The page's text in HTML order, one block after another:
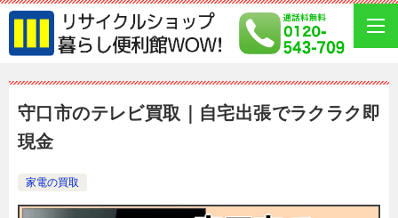
守口市のテレビ買取｜自宅出張でラクラク即
現金
家電の買取